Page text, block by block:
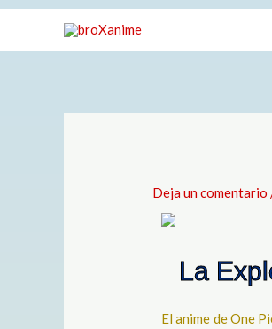
Deja un comentario
La
El anime de One